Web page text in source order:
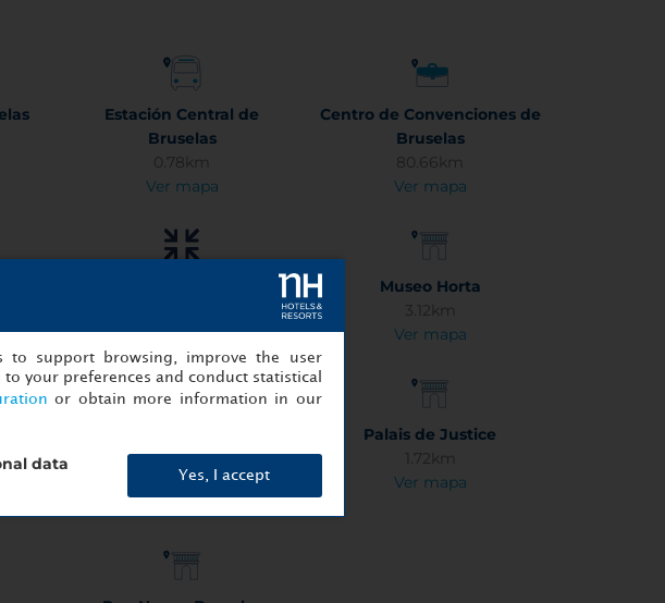
Estación Central de
Bruselas
0.78km
Ver mapa
Centro de Convenciones de
Bruselas
80.66km
Ver mapa
Ver mapa
Museo Horta
3.12km
Ver mapa
Musicales de Bruselas
1.11km
Palais de Justice
1.72km
Ver mapa
support browsing, improve the user
your preferences and conduct statistical
or obtain more information in our
data
Yes, I accept